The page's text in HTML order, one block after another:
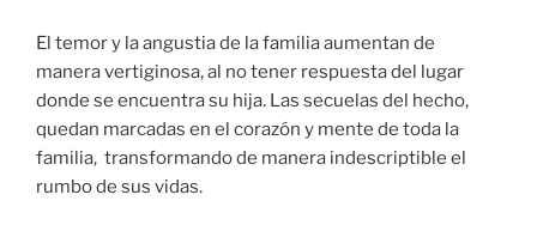
El temor y la angustia de la familia aumentan de
manera vertiginosa, al no tener respuesta del lugar
donde se encuentra su hija. Las secuelas del hecho,
quedan marcadas en el corazón y mente de toda la
familia, transformando de manera indescriptible el
rumbo de sus vidas.